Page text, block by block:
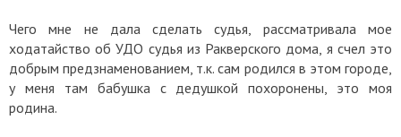
Чего мне не дала сделать судья, рассматривала мое
ходатайство об УДО судья из Ракверского дома, я счел это
добрым предзнаменованием, т.к. сам родился в этом городе,
у меня там бабушка с дедушкой похоронены, это моя
родина.